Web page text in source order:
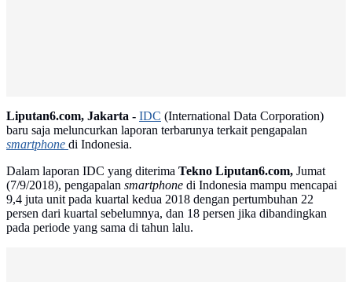
Liputan6.com, Jakarta - IDC (International Data Corporation)
baru saja meluncurkan laporan terbarunya terkait pengapalan
smartphone di Indonesia.
Dalam laporan IDC yang diterima Tekno Liputan6.com, Jumat
(7/9/2018), pengapalan smartphone di Indonesia mampu mencapai
9,4 juta unit pada kuartal kedua 2018 dengan pertumbuhan 22
persen dari kuartal sebelumnya, dan 18 persen jika dibandingkan
pada periode yang sama di tahun lalu.